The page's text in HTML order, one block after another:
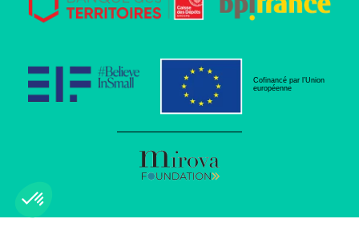
Cofinancé par l’Union
européenne